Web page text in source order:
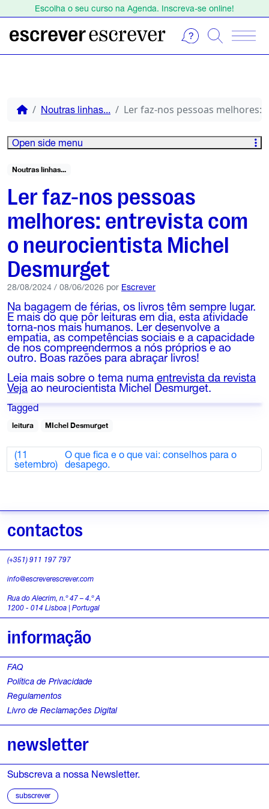
Escolha o seu curso na Agenda. Inscreva-se online!
Escolha o seu curso na Agenda. Inscreva-se online!
Noutras linhas... Ler faz-nos pessoas
Open side menu
Noutras linhas...
Ler faz-nos pessoas
melhores: entrevista com
o neurocientista Michel
Desmurget
28/08/2024 / 08/06/2026 por Escrever
Na bagagem de férias, os livros têm sempre lugar.
E mais do que pôr leituras em dia, esta atividade
torna-nos mais humanos. Ler desenvolve a
empatia, as competências sociais e a capacidade
de nos compreendermos a nós próprios e ao
outro. Boas razões para abraçar livros!
Leia mais sobre o tema numa entrevista da revista
Veja ao neurocientista Michel Desmurget.
Tagged
leitura MIchel Desmurget
(11
setembro)
O que fica e o que vai: conselhos para o
desapego.
contactos
(+351) 911 197 797
info@escreverescrever.com
Rua do Alecrim, n.º 47 – 4.º A
1200 - 014 Lisboa | Portugal
informação
FAQ
Política de Privacidade
Regulamentos
Livro de Reclamações Digital
newsletter
Subscreva a nossa Newsletter.
subscrever